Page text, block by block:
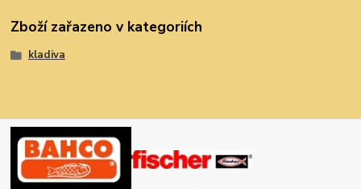
Zboží zařazeno v kategoriích
kladiva